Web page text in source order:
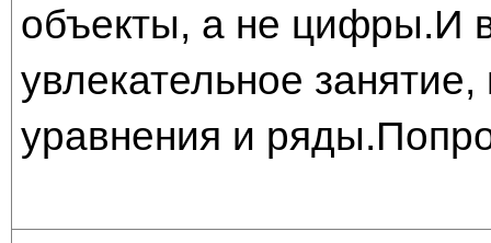
объекты, а не цифры.И
увлекательное
уравнения и